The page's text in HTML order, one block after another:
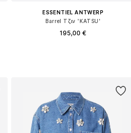
ESSENTIEL ANTWERP
Barrel Τζιν 'KATSU'
195,00 €